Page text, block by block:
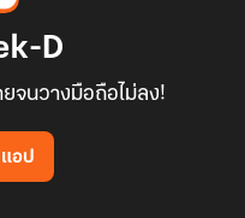
D
จนวางมือถือไม่ลง!
อป